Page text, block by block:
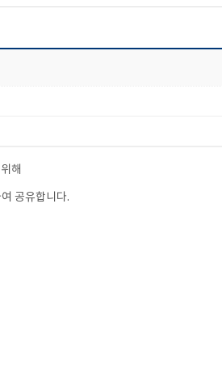
해
공유합니다.